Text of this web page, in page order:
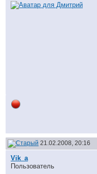
21.02.2008, 20:16
Vik_a
Пользователь